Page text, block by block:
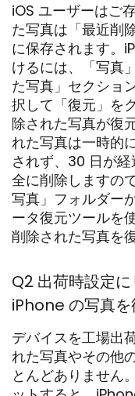
iOS ユーザーはご
た写真は「最近削
に保存されます。
けるには、「写真
た写真」セクショ
択して「復元」を
除された写真が復
れた写真は一時的
されず、30 日が
全に削除しますの
写真」フォルダー
ータ復元ツールを
削除された写真を
Q2 出荷時設定
iPhone の写真
デバイスを工場出
れた写真やその他
とんどありません